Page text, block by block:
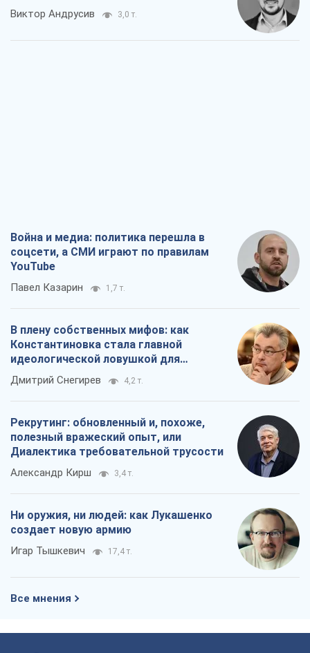
Виктор Андрусив 3,0 т.
Война и медиа: политика перешла в
соцсети, а СМИ играют по правилам
YouTube
Павел Казарин 1,7 т.
В плену собственных мифов: как
Константиновка стала главной
идеологической ловушкой для
российских оккупантов
Дмитрий Снегирев 4,2 т.
Рекрутинг: обновленный и, похоже,
полезный вражеский опыт, или
Диалектика требовательной трусости
Александр Кирш 3,4 т.
Ни оружия, ни людей: как Лукашенко
создает новую армию
Игар Тышкевич 17,4 т.
Все мнения